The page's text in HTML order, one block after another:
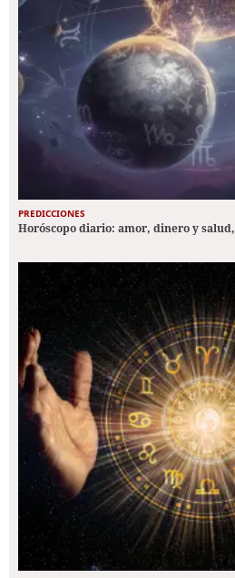
PREDICCIONES
Horóscopo diario: amor, dinero y